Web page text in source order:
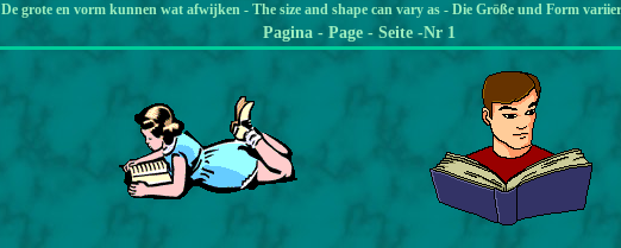
De grote en vorm kunnen wat afwijken - The size and shape can vary as - Die Größe und Form
Pagina - Page - Seite -Nr 1